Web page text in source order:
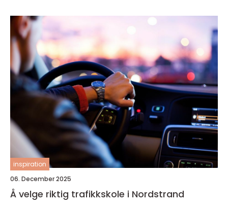
inspiration
06. December 2025
Å velge riktig trafikkskole i Nordstrand